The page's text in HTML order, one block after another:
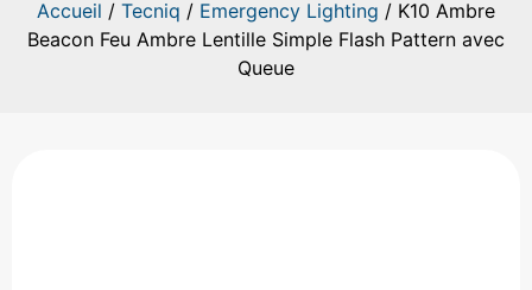
Accueil / Tecniq / Emergency Lighting / K10 Ambre
Beacon Feu Ambre Lentille Simple Flash Pattern avec
Queue